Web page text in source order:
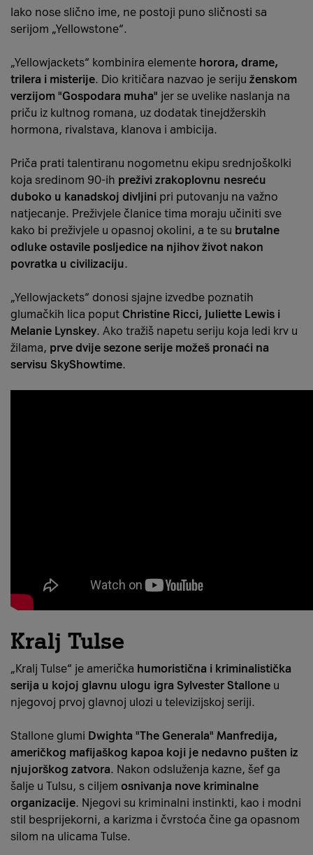
Iako nose slično ime, ne postoji puno sličnosti sa
serijom „Yellowstone“.
„Yellowjackets“ kombinira elemente horora, drame,
trilera i misterije. Dio kritičara nazvao je seriju ženskom
verzijom "Gospodara muha" jer se uvelike naslanja na
priču iz kultnog romana, uz dodatak tinejdžerskih
hormona, rivalstava, klanova i ambicija.
Priča prati talentiranu nogometnu ekipu srednjoškolki
koja sredinom 90-ih preživi zrakoplovnu nesreću
duboko u kanadskoj divljini pri putovanju na važno
natjecanje. Preživjele članice tima moraju učiniti sve
kako bi preživjele u opasnoj okolini, a te su brutalne
odluke ostavile posljedice na njihov život nakon
povratka u civilizaciju.
„Yellowjackets“ donosi sjajne izvedbe poznatih
glumačkih lica poput Christine Ricci, Juliette Lewis i
Melanie Lynskey. Ako tražiš napetu seriju koja ledi krv u
žilama, prve dvije sezone serije možeš pronaći na
servisu SkyShowtime.
Kralj Tulse
„Kralj Tulse“ je američka humoristična i kriminalistička
serija u kojoj glavnu ulogu igra Sylvester Stallone u
njegovoj prvoj glavnoj ulozi u televizijskoj seriji.
Stallone glumi Dwighta "The Generala" Manfredija,
američkog mafijaškog kapoa koji je nedavno pušten iz
njujorškog zatvora. Nakon odsluženja kazne, šef ga
šalje u Tulsu, s ciljem osnivanja nove kriminalne
organizacije. Njegovi su kriminalni instinkti, kao i modni
stil besprijekorni, a karizma i čvrstoća čine ga opasnom
silom na ulicama Tulse.